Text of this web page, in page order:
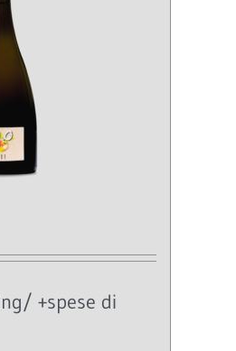
+spese di